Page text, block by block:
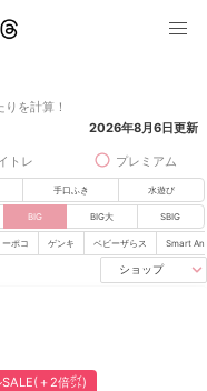
りを計算！
2026年8月6日更新
トレ プレミアム
手口ふき 水遊び
BIG BIG大 SBIG
ーポコ ゲンキ ベビーザらス Smart
ショップ
＋2倍㌽)